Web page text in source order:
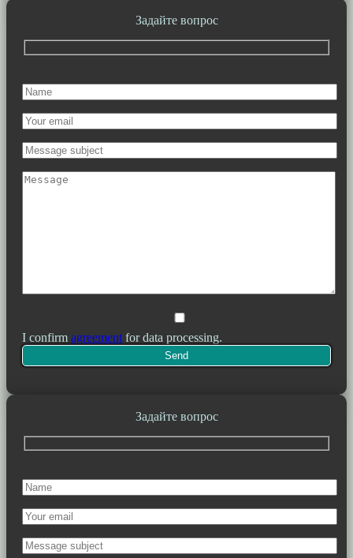
Задайте вопрос
I confirm agreement for data processing.
Задайте вопрос